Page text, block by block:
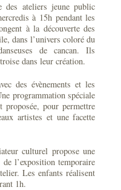
des ateliers jeune public
à 15h pendant les
à la découverte des
dans l’univers coloré du
de cancan. Ils
dans leur création.
des évènements et les
programmation spéciale
proposée, pour permettre
artistes et une facette
culturel propose une
l’exposition temporaire
Les enfants réalisent
1h.